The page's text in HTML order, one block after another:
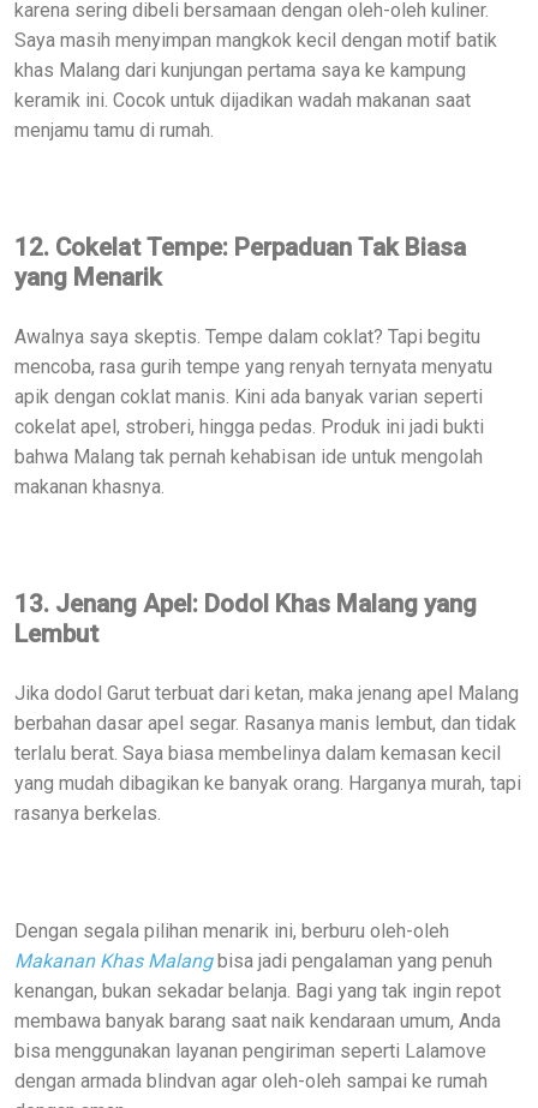
karena sering dibeli bersamaan dengan oleh-oleh kuliner.
Saya masih menyimpan mangkok kecil dengan motif batik
khas Malang dari kunjungan pertama saya ke kampung
keramik ini. Cocok untuk dijadikan wadah makanan saat
menjamu tamu di rumah.
12. Cokelat Tempe: Perpaduan Tak Biasa
yang Menarik
Awalnya saya skeptis. Tempe dalam coklat? Tapi begitu
mencoba, rasa gurih tempe yang renyah ternyata menyatu
apik dengan coklat manis. Kini ada banyak varian seperti
cokelat apel, stroberi, hingga pedas. Produk ini jadi bukti
bahwa Malang tak pernah kehabisan ide untuk mengolah
makanan khasnya.
13. Jenang Apel: Dodol Khas Malang yang
Lembut
Jika dodol Garut terbuat dari ketan, maka jenang apel Malang
berbahan dasar apel segar. Rasanya manis lembut, dan tidak
terlalu berat. Saya biasa membelinya dalam kemasan kecil
yang mudah dibagikan ke banyak orang. Harganya murah, tapi
rasanya berkelas.
Dengan segala pilihan menarik ini, berburu oleh-oleh
Makanan Khas Malangbisa jadi pengalaman yang penuh
kenangan, bukan sekadar belanja. Bagi yang tak ingin repot
membawa banyak barang saat naik kendaraan umum, Anda
bisa menggunakan layanan pengiriman seperti Lalamove
dengan armada blindvan agar oleh-oleh sampai ke rumah